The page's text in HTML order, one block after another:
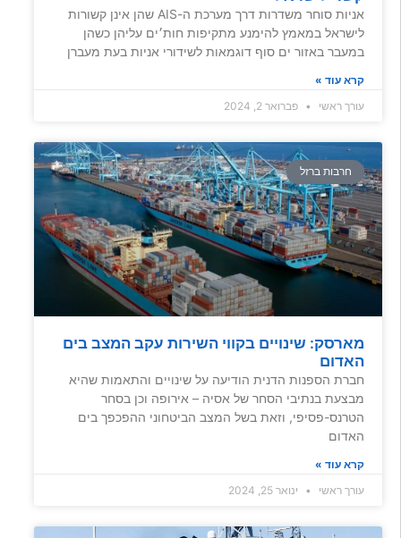
אניות סוחר משדרות דרך מערכת ה-AIS שהן אינן קשורות
לישראל במאמץ להימנע מתקיפות חות׳ים עליהן כשהן
במעבר באזור ים סוף דוגמאות לשידורי אניות בעת מעברן
קרא עוד »
עורך ראשי
פברואר 2, 2024
חרבות ברזל
מארסק: שינויים בקווי השירות עקב המצב בים
האדום
חברת הספנות הדנית הודיעה על שינויים והתאמות שהיא
מבצעת בנתיבי הסחר של אסיה – אירופה וכן בסחר
הטרנס-פסיפי, וזאת בשל המצב הביטחוני ההפכפך בים
האדום
קרא עוד »
עורך ראשי
ינואר 25, 2024